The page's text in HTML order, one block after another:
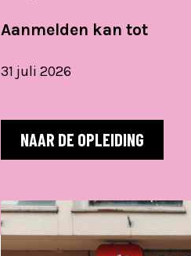
Aanmelden kan tot
31 juli 2026
NAAR DE OPLEIDING